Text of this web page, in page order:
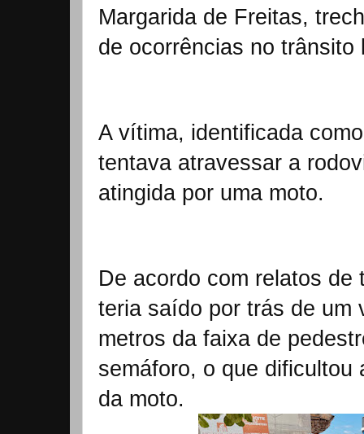
Margarida de Freitas,
de ocorrências no trânsito
A vítima, identificada
tentava atravessar a
atingida por uma moto.
De acordo com relatos de
teria saído por trás de um
metros da faixa de
semáforo, o que dificultou
da moto.